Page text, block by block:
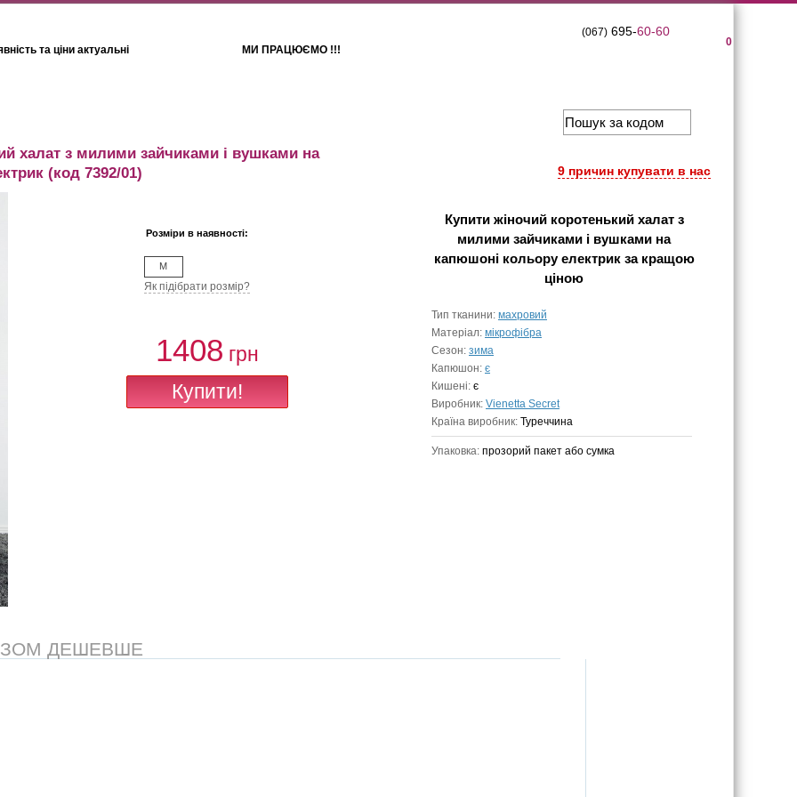
та ціни актуальні МИ ПРАЦЮЄМО !!!
0
(067)695-60-60
9 причин купувати в нас
халат з милими зайчиками і вушками на
(код 7392/01)
Розміри в наявності:
M
Як підібрати розмір?
1408 грн
Купити жіночий коротенький халат з
милими зайчиками і вушками на
капюшоні кольору електрикза кращою
ціною
Тип тканини: махровий
Матеріал: мікрофібра
Сезон: зима
Капюшон: є
Кишені: є
Виробник: Vienetta Secret
Країна виробник: Туреччина
Упаковка: прозорий пакет або сумка
ДЕШЕВШЕ